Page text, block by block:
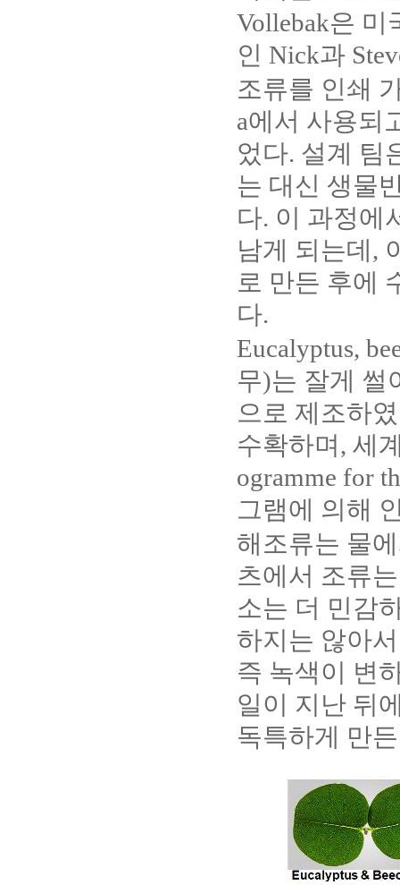
Vollebak은
인 Nick과
조류를 인쇄
a에서 사용되
었다. 설계 팀
는 대신 생물
다. 이 과정에
남게 되는데,
로 만든 후에
다.
Eucalyptus,
무)는 잘게 썰
으로 제조하
수확하며, 세
ogramme for
그램에 의해
해조류는 물
츠에서 조류
소는 더 민감
하지는 않아
즉 녹색이 변
일이 지난 뒤
독특하게 만